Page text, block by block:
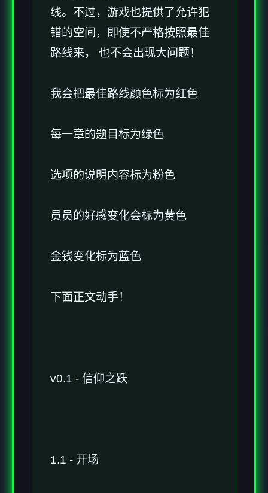
线。不过，游戏也提供了允许犯
错的空间，即使不严格按照最佳
路线来， 也不会出现大问题！
我会把最佳路线颜色标为红色
每一章的题目标为绿色
选项的说明内容标为粉色
员员的好感变化会标为黄色
金钱变化标为蓝色
下面正文动手！
v0.1 - 信仰之跃
1.1 - 开场